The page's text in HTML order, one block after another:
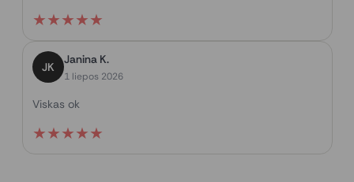
★★★★★
JK
Janina K.
1 liepos 2026
Viskas ok
★★★★★